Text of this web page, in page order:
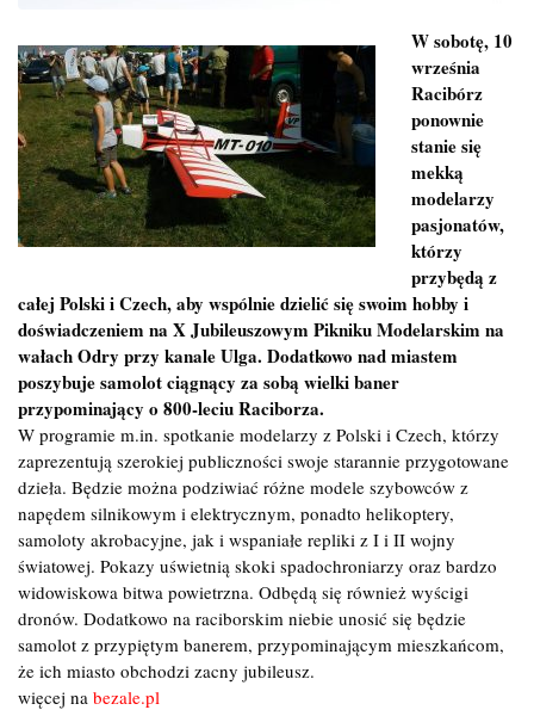
W sobotę, 10
września
Racibórz
ponownie
stanie się
mekką
modelarzy
pasjonatów,
którzy
przybędą z
całej Polski i Czech, aby wspólnie dzielić się swoim hobby i
doświadczeniem na X Jubileuszowym Pikniku Modelarskim na
wałach Odry przy kanale Ulga. Dodatkowo nad miastem
poszybuje samolot ciągnący za sobą wielki baner
przypominający o 800-leciu Raciborza.
W programie m.in. spotkanie modelarzy z Polski i Czech, którzy
zaprezentują szerokiej publiczności swoje starannie przygotowane
dzieła. Będzie można podziwiać różne modele szybowców z
napędem silnikowym i elektrycznym, ponadto helikoptery,
samoloty akrobacyjne, jak i wspaniałe repliki z I i II wojny
światowej. Pokazy uświetnią skoki spadochroniarzy oraz bardzo
widowiskowa bitwa powietrzna. Odbędą się również wyścigi
dronów. Dodatkowo na raciborskim niebie unosić się będzie
samolot z przypiętym banerem, przypominającym mieszkańcom,
że ich miasto obchodzi zacny jubileusz.
więcej na bezale.pl